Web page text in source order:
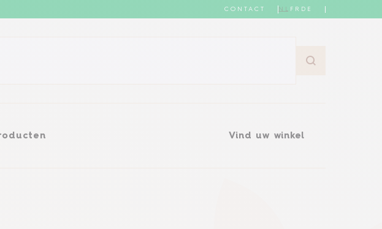
CONTACT NL FR DE
Vind uw winkel
Vind uw winkel